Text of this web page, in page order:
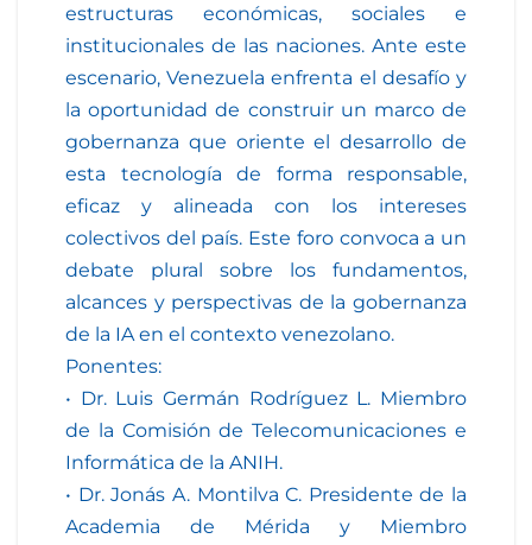
estructuras económicas, sociales e
institucionales de las naciones. Ante este
escenario, Venezuela enfrenta el desafío y
la oportunidad de construir un marco de
gobernanza que oriente el desarrollo de
esta tecnología de forma responsable,
eficaz y alineada con los intereses
colectivos del país. Este foro convoca a un
debate plural sobre los fundamentos,
alcances y perspectivas de la gobernanza
de la IA en el contexto venezolano.
Ponentes:
• Dr. Luis Germán Rodríguez L. Miembro
de la Comisión de Telecomunicaciones e
Informática de la ANIH.
• Dr. Jonás A. Montilva C. Presidente de la
Academia de Mérida y Miembro